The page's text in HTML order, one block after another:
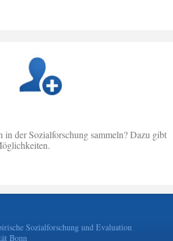
in der Sozialforschung sammeln? Dazu gibt
Sozialforschung und Evaluation
Bonn